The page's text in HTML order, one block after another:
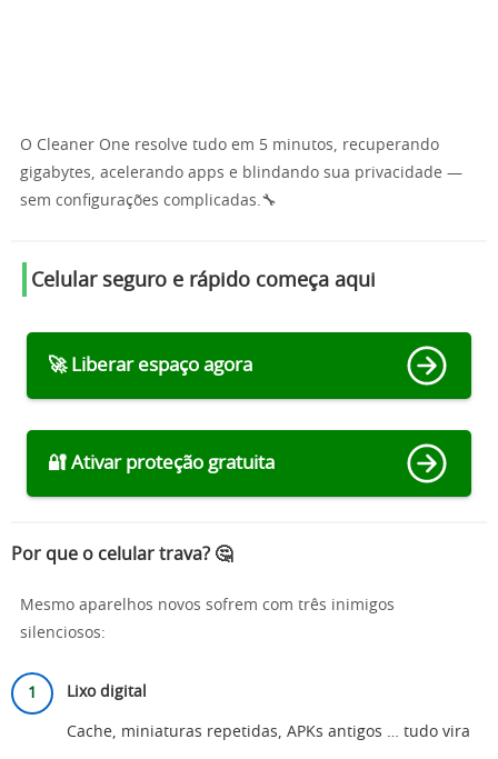
O Cleaner One resolve tudo em 5 minutos, recuperando
gigabytes, acelerando apps e blindando sua privacidade —
sem configurações complicadas.🔧
Celular seguro e rápido começa aqui
🚀 Liberar espaço agora
🔐 Ativar proteção gratuita
Por que o celular trava? 🤔
Mesmo aparelhos novos sofrem com três inimigos
silenciosos:
Lixo digital
Cache, miniaturas repetidas, APKs antigos … tudo vira